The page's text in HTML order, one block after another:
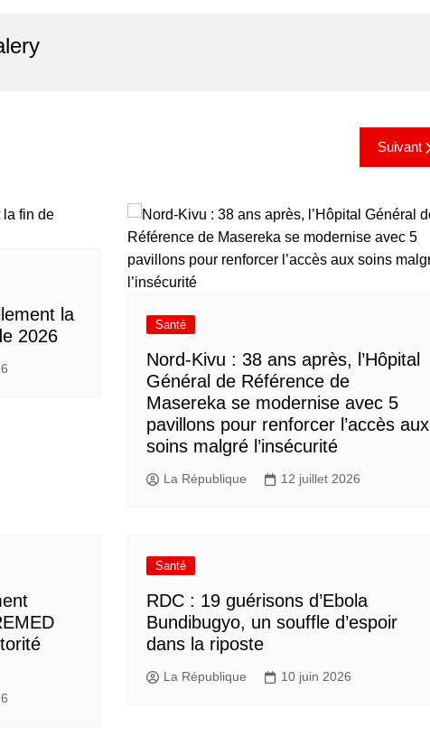
Suivant
la
2026
Santé
Nord-Kivu : 38 ans après, l’Hôpital
Général de Référence de
Masereka se modernise avec 5
pavillons pour renforcer l’accès aux
soins malgré l’insécurité
La République 12 juillet 2026
Santé
RDC : 19 guérisons d’Ebola
Bundibugyo, un souffle d’espoir
dans la riposte
La République 10 juin 2026